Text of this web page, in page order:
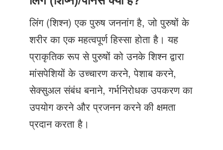
Just Poocho
संपर्क करें
लिंग (शिश्न) एक पुरुष जननांग है, जो पुरुषों के
शरीर का एक महत्वपूर्ण हिस्सा होता है। यह
प्राकृतिक रूप से पुरुषों को उनके शिश्न द्वारा
मांसपेशियों के उच्चारण करने, पेशाब करने,
सेक्सुअल संबंध बनाने, गर्भनिरोधक उपकरण का
उपयोग करने और प्रजनन करने की क्षमता
प्रदान करता है।